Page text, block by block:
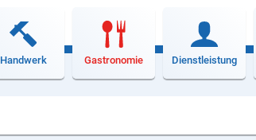
Handwerk Gastronomie Dienstleistung